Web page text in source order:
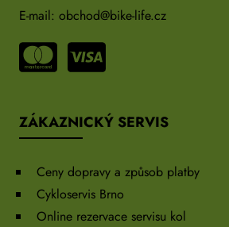
E-mail: obchod@bike-life.cz
ZÁKAZNICKÝ SERVIS
Ceny dopravy a způsob platby
Cykloservis Brno
Online rezervace servisu kol